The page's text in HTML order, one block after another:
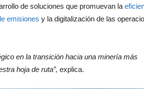
de soluciones que promuevan la
emisiones y la digitalización de las
en la transición hacia una minería más
hoja de ruta”, explica.